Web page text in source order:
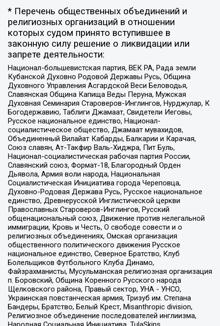
* Перечень общественных объединений и
религиозных организаций в отношении
которых судом принято вступившее в
законную силу решение о ликвидации или
запрете деятельности:
Национал-большевистская партия, ВЕК РА, Рада земли
Кубанской Духовно Родовой Державы Русь, Община
Духовного Управления Асгардской Веси Беловодья,
Славянская Община Капища Веды Перуна, Мужская
Духовная Семинария Староверов-Инглингов, Нурджулар, К
Богодержавию, Таблиги Джамаат, Свидетели Иеговы,
Русское национальное единство, Национал-
социалистическое общество, Джамаат мувахидов,
Объединенный Вилайат Кабарды, Балкарии и Карачая,
Союз славян, Ат-Такфир Валь-Хиджра, Пит Буль,
Национал-социалистическая рабочая партия России,
Славянский союз, Формат-18, Благородный Орден
Дьявола, Армия воли народа, Национальная
Социалистическая Инициатива города Череповца,
Духовно-Родовая Держава Русь, Русское национальное
единство, Древнерусской Инглистической церкви
Православных Староверов-Инглингов, Русский
общенациональный союз, Движение против нелегальной
иммиграции, Кровь и Честь, О свободе совести и о
религиозных объединениях, Омская организация
общественного политического движения Русское
национальное единство, Северное Братство, Клуб
Болельщиков Футбольного Клуба Динамо,
Файзрахманисты, Мусульманская религиозная организация
п. Боровский, Община Коренного Русского народа
Щелковского района, Правый сектор, УНА - УНСО,
Украинская повстанческая армия, Тризуб им. Степана
Бандеры, Братство, Белый Крест, Misanthropic division,
Религиозное объединение последователей инглиизма,